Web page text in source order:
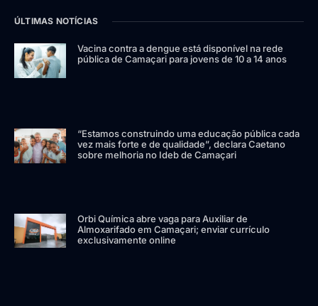
ÚLTIMAS NOTÍCIAS
Vacina contra a dengue está disponível na rede
pública de Camaçari para jovens de 10 a 14 anos
“Estamos construindo uma educação pública cada
vez mais forte e de qualidade”, declara Caetano
sobre melhoria no Ideb de Camaçari
Orbi Química abre vaga para Auxiliar de
Almoxarifado em Camaçari; enviar currículo
exclusivamente online